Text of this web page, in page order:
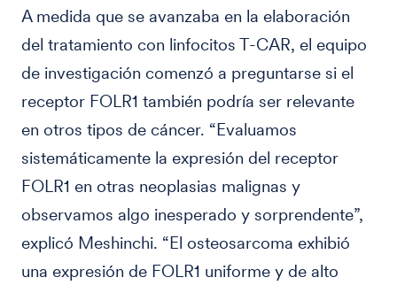
A medida que se avanzaba en la elaboración
del tratamiento con linfocitos T-CAR, el equipo
de investigación comenzó a preguntarse si el
receptor FOLR1 también podría ser relevante
en otros tipos de cáncer. “Evaluamos
sistemáticamente la expresión del receptor
FOLR1 en otras neoplasias malignas y
observamos algo inesperado y sorprendente”,
explicó Meshinchi. “El osteosarcoma exhibió
una expresión de FOLR1 uniforme y de alto